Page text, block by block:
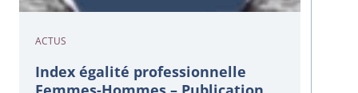
ACTUS
Index égalité professionnelle